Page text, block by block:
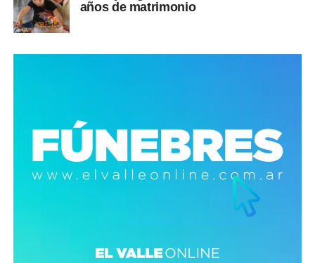
años de matrimonio